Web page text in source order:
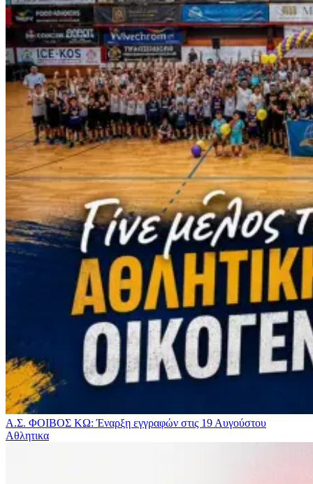
Α.Σ. ΦΟΙΒΟΣ ΚΩ: Έναρξη εγγραφών στις 19 Αυγούστου
Αθλητικα